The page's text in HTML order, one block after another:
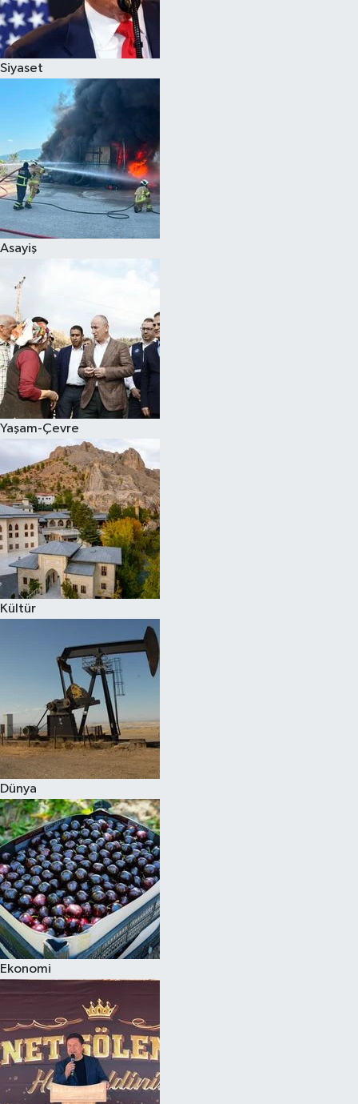
Siyaset
Asayiş
Yaşam-Çevre
Kültür
Dünya
Ekonomi
Spor
Çocuk
Eğitim
Hava Durumu
Kadın
Kültür Sanat
Sağlık
Siyaset
Teknoloji
Televizyon
Yaşam-Çevre